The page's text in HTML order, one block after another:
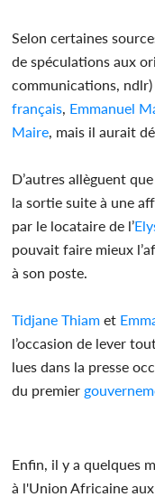
Selon certaines
de spéculations aux
communications,
français Emmanuel
Maire , mais il aurait
D’autres allèguent
la sortie suite à une
par le locataire de l’
pouvait faire mieux
à son poste.
Tidjane Thiam et
l’occasion de lever
lues dans la presse
du premier
Enfin, il y a quelques
à l'Union Africaine